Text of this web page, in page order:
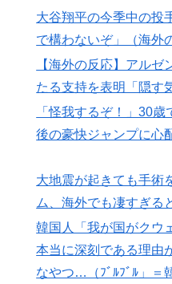
【MLB】化け物みたい
転向させないのはなん
い」「先発は2－3種類
な」
▶ フランス人「欲張りす
能性を会長が示唆！移
音がこれ！【海外の反
る？」日本「納豆」
▶ 韓国人「日本メディア
方面に向かって来ると
▶ 大地震が起きても手術
海外でも凄すぎると絶賛
大谷翔平の今季中の投
で構わないぞ」（海外
【海外の反応】アルゼ
たる支持を表明「隠す
「怪我するぞ！」30
後の豪快ジャンプに心
大地震が起きても手術
ム、海外でも凄すぎる
韓国人「我が国がクウ
本当に深刻である理
なやつ…（ﾌﾞﾙﾌﾞﾙ」＝